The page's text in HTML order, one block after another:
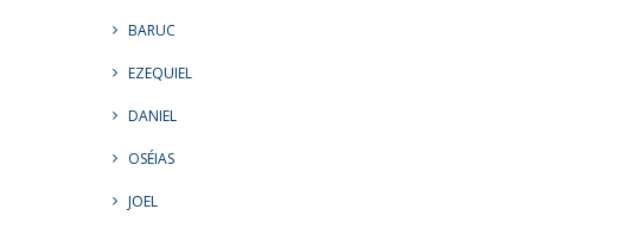
BARUC
EZEQUIEL
DANIEL
OSÉIAS
JOEL